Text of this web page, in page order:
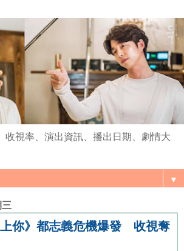
收視率、演出資訊、播出日期、劇情大
▼
上你》都志義危機爆發 收視奪